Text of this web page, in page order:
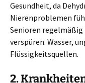
Gesundheit, da
Nierenproblemen
Senioren regelmäßig
verspüren. Wasser,
Flüssigkeitsquellen.
2.